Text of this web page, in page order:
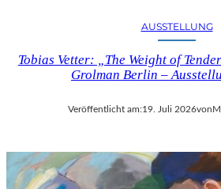
AUSSTELLUNG
Tobias Vetter: „The Weight of
Grolman Berlin –
Veröffentlicht am:19. Juli 2026von